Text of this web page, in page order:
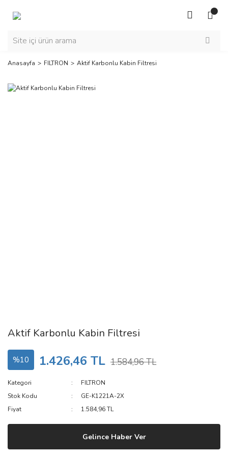
Anasayfa FILTRON Aktif Karbonlu Kabin Filtresi
Aktif Karbonlu Kabin Filtresi
%10 1.426,46 TL 1.584,96 TL
Kategori
FILTRON
Stok Kodu
GE-K1221A-2X
Fiyat
1.584,96 TL
Gelince Haber Ver